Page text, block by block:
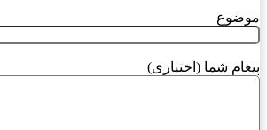
موضوع
پیغام شما (اختیاری)